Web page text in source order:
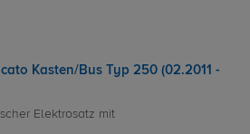
Kasten/Bus Typ 250 (02.2011 -
Elektrosatz mit